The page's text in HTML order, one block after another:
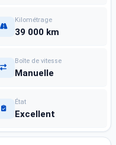
Kilométrage
39 000 km
Boîte de vitesse
Manuelle
État
Excellent